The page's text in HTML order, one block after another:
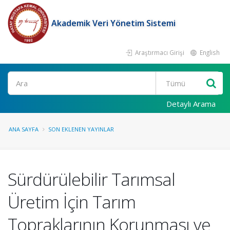
Akademik Veri Yönetim Sistemi
Araştırmacı Girişi English
Ara
Detaylı Arama
ANA SAYFA SON EKLENEN YAYINLAR
Sürdürülebilir Tarımsal
Üretim İçin Tarım
Topraklarının Korunması ve